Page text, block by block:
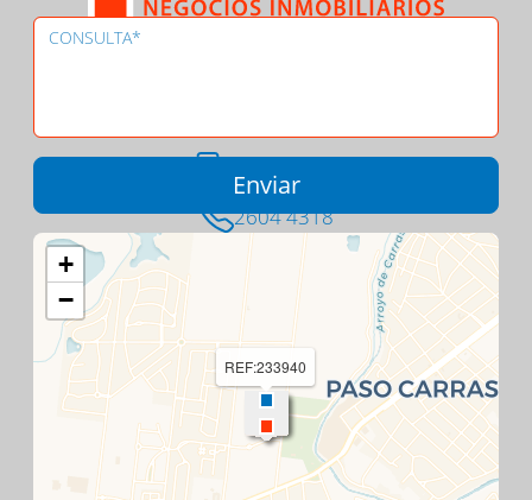
REF:233940
+
−
098 305 073
2604 4318
Ing. Luis Andreoni 7268
Carrasco
Montevideo - Uruguay
Contacto